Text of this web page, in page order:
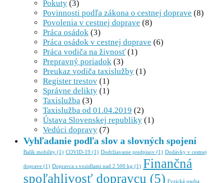
Pokuty (3)
Povinnosti podľa zákona o cestnej doprave (8)
Povolenia v cestnej doprave (8)
Práca osádok (3)
Práca osádok v cestnej doprave (6)
Práca vodiča na živnosť (1)
Prepravný poriadok (3)
Preukaz vodiča taxislužby (1)
Register trestov (1)
Správne delikty (1)
Taxislužba (3)
Taxislužba od 01.04.2019 (2)
Ústava Slovenskej republiky (1)
Vedúci dopravy (7)
Vyhľadanie podľa slov a slovných spojení
Balík mobility (1) COVID-19 (1) Dodržiavanie predpisov (1) Dodávky v cestnej
doprave (1) Dopravca s vozidlami nad 2 500 kg (1) Finančná
spoľahlivosť dopravcu (5) Fyzická osoba